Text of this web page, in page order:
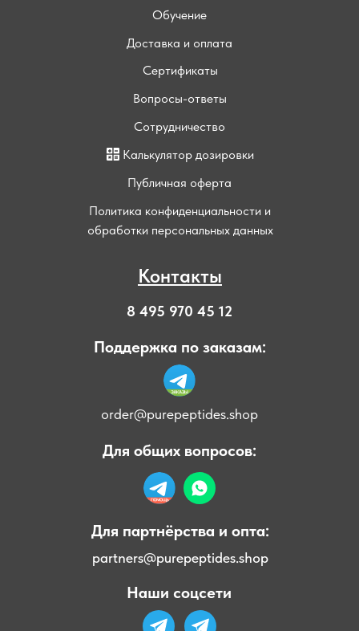
Контакты
8 495 970 45 12
order@purepeptides.shop
Поддержка по заказам:
Для общих вопросов:
partners@purepeptides.shop
Для партнёрства и опта:
Доставка и оплата
Обучение
Сертификаты
Вопросы-ответы
Сотрудничество
Наши соцсети
Калькулятор дозировки
Публичная оферта
Политика конфиденциальности и
обработки персональных данных